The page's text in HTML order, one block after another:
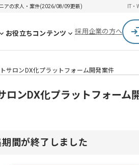
アの求人・案件(2026/08/09更新) IT・
お役立ちコンテンツ 採用企業の方へ
サロンDX化プラットフォーム開発案件
ロンDX化プラットフォーム
間が終了しました